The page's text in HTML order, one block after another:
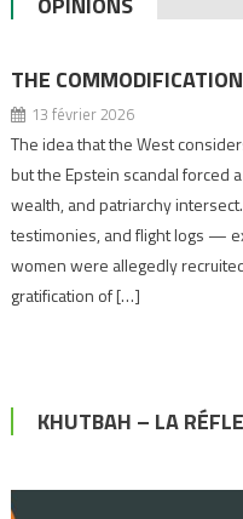
THE
13 février 2026
The idea that the West
but the Epstein scandal forced
wealth, and patriarchy
testimonies, and flight logs —
women were allegedly
gratification of […]
KHUTBAH – LA